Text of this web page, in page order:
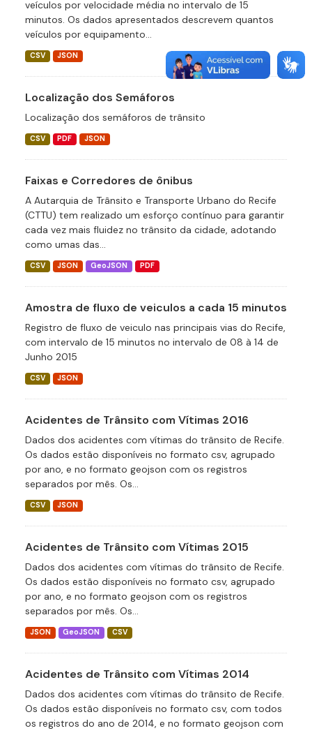
veículos por velocidade média no intervalo de 15
minutos. Os dados apresentados descrevem quantos
veículos por equipamento...
CSV JSON
Localização dos Semáforos
Localização dos semáforos de trânsito
CSV PDF JSON
Faixas e Corredores de ônibus
A Autarquia de Trânsito e Transporte Urbano do Recife
(CTTU) tem realizado um esforço contínuo para garantir
cada vez mais fluidez no trânsito da cidade, adotando
como umas das...
CSV JSON GeoJSON PDF
Amostra de fluxo de veiculos a cada 15 minutos
Registro de fluxo de veiculo nas principais vias do Recife,
com intervalo de 15 minutos no intervalo de 08 à 14 de
Junho 2015
CSV JSON
Acidentes de Trânsito com Vítimas 2016
Dados dos acidentes com vítimas do trânsito de Recife.
Os dados estão disponíveis no formato csv, agrupado
por ano, e no formato geojson com os registros
separados por mês. Os...
CSV JSON
Acidentes de Trânsito com Vítimas 2015
Dados dos acidentes com vítimas do trânsito de Recife.
Os dados estão disponíveis no formato csv, agrupado
por ano, e no formato geojson com os registros
separados por mês. Os...
JSON GeoJSON CSV
Acidentes de Trânsito com Vítimas 2014
Dados dos acidentes com vítimas do trânsito de Recife.
Os dados estão disponíveis no formato csv, com todos
os registros do ano de 2014, e no formato geojson com